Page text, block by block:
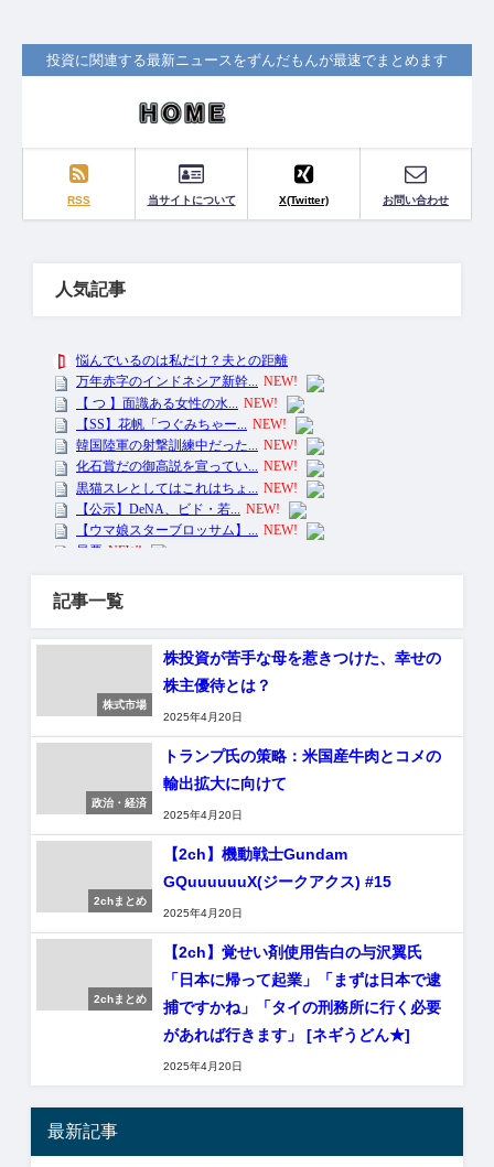
投資に関連する最新ニュースをずんだもんが最速でまとめます
RSS 当サイトについて X(Twitter) お問い合わせ
人気記事
記事一覧
株式市場
株投資が苦手な母を惹きつけた、幸せの
株主優待とは？
2025年4月20日
政治・経済
トランプ氏の策略：米国産牛肉とコメの
輸出拡大に向けて
2025年4月20日
2chまとめ
【2ch】機動戦士Gundam
GQuuuuuuX(ジークアクス) #15
2025年4月20日
2chまとめ
【2ch】覚せい剤使用告白の与沢翼氏
「日本に帰って起業」「まずは日本で逮
捕ですかね」「タイの刑務所に行く必要
があれば行きます」 [ネギうどん★]
2025年4月20日
最新記事